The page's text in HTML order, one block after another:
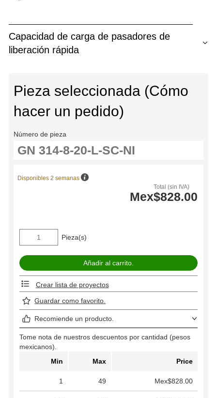
Capacidad de carga de pasadores de
liberación rápida
Pieza seleccionada (Cómo
hacer un pedido)
Número de pieza
Total (sin IVA)
Mex$828.00
Disponibles 2 semanas
Pieza(s)
Crear lista de proyectos
Guardar como favorito.
Recomiende un producto.
Tome nota de nuestros descuentos por cantidad (pesos
mexicanos).
Min
Max Price
1 49 Mex$828.00